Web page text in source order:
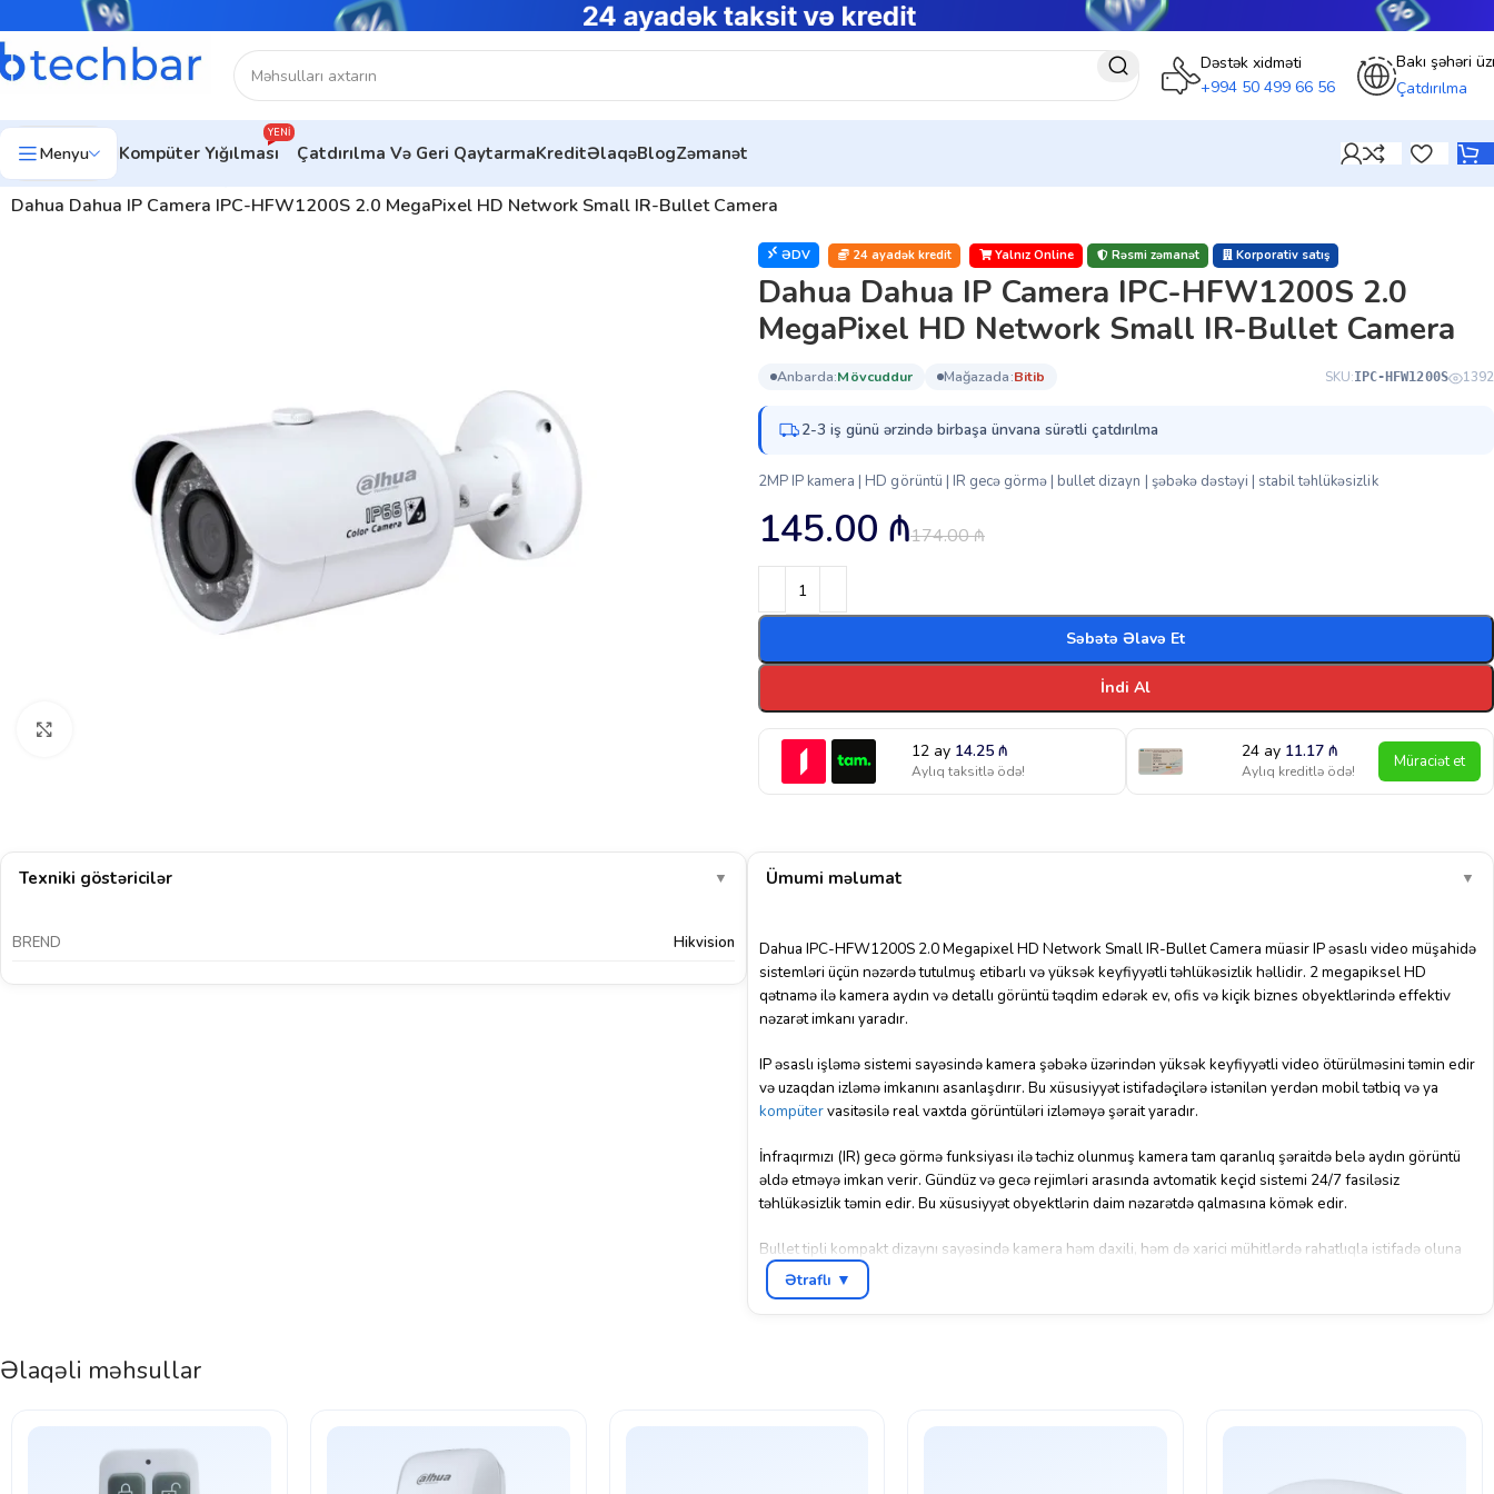
Dəstək xidməti
+994 50 499 66 56
Bakı şəhəri
Çatdırılma
Menyu Kompüter Yığılması
YENI
Çatdırılma Və Geri QaytarmaKreditƏlaqəBlogZəmanət
Ev Təhlükəsizlik sistemləri
Dahua Dahua IP Camera IPC-HFW1200S 2.0 MegaPixel HD Network Small IR-Bullet Camera
ƏDV 24 ayadək kredit Yalnız Online Rəsmi zəmanət Korporativ satış
Dahua Dahua IP Camera IPC-HFW1200S 2.0
MegaPixel HD Network Small IR-Bullet Camera
anbarda: mövcuddur mağazada: bi̇ti̇b SKU:IPC-HFW1200S 1392
2-3 iş günü ərzində birbaşa ünvana sürətli çatdırılma
2MP IP kamera | HD görüntü | IR gecə görmə | bullet dizayn | şəbəkə dəstəyi | stabil təhlükəsizlik
174.00₼
145.00 ₼
Səbətə Əlavə Et
İndi Al
12 ay 14.25₼
Aylıq taksitlə ödə!
24 ay 11.17₼
Aylıq kreditlə ödə! Müraciət et
Texniki göstəricilər ▼
BREND Hikvision
Ümumi məlumat ▼
Dahua IPC-HFW1200S 2.0 Megapixel HD Network Small IR-Bullet Camera müasir IP əsaslı video müşahidə
sistemləri üçün nəzərdə tutulmuş etibarlı və yüksək keyfiyyətli təhlükəsizlik həllidir. 2 megapiksel HD
qətnamə ilə kamera aydın və detallı görüntü təqdim edərək ev, ofis və kiçik biznes obyektlərində effektiv
nəzarət imkanı yaradır.
IP əsaslı işləmə sistemi sayəsində kamera şəbəkə üzərindən yüksək keyfiyyətli video ötürülməsini təmin edir
və uzaqdan izləmə imkanını asanlaşdırır. Bu xüsusiyyət istifadəçilərə istənilən yerdən mobil tətbiq və ya
kompütervasitəsilə real vaxtda görüntüləri izləməyə şərait yaradır.
İnfraqırmızı (IR) gecə görmə funksiyası ilə təchiz olunmuş kamera tam qaranlıq şəraitdə belə aydın görüntü
əldə etməyə imkan verir. Gündüz və gecə rejimləri arasında avtomatik keçid sistemi 24/7 fasiləsiz
təhlükəsizlik təmin edir. Bu xüsusiyyət obyektlərin daim nəzarətdə qalmasına kömək edir.
Bullet tipli kompakt dizaynı sayəsində kamera həm daxili, həm də xarici mühitlərdə rahatlıqla istifadə oluna
bilər. Dayanıqlı konstruksiyası və sabit performansı ilə uzunmüddətli istifadəyə uyğundur. Sadə quraşdırma
prosesi və IP şəbəkə uyğunluğu ilə Dahua IPC-HFW1200S modelı təhlükəsizlik sistemlərində praktik və
Ətraflı ▼
Əlaqəli məhsullar